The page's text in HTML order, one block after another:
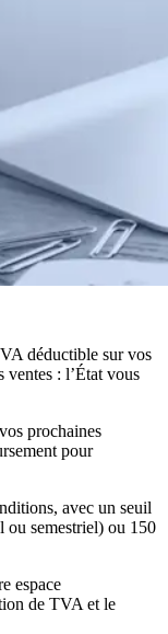
déductible sur vos
ventes : l’État vous
prochaines
pour
avec un seuil
ou semestriel) ou 150
espace
de TVA et le